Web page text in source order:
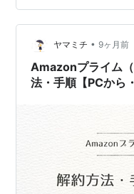
本」という設定への
はありえないし、も
してしまうと、正直
ているうちに「これ
ヤマミチ • 9ヶ月前
Amazonプライム
法・手順【PCから